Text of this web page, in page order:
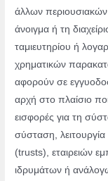
άλλων
άνοιγμα ή τη
ταμιευτηρίου ή
χρηματικών
αφορούν σε
αρχή στο πλαίσιο
εισφορές για τη
σύσταση, λειτουργία
(trusts), εταιρειών
ιδρυμάτων ή